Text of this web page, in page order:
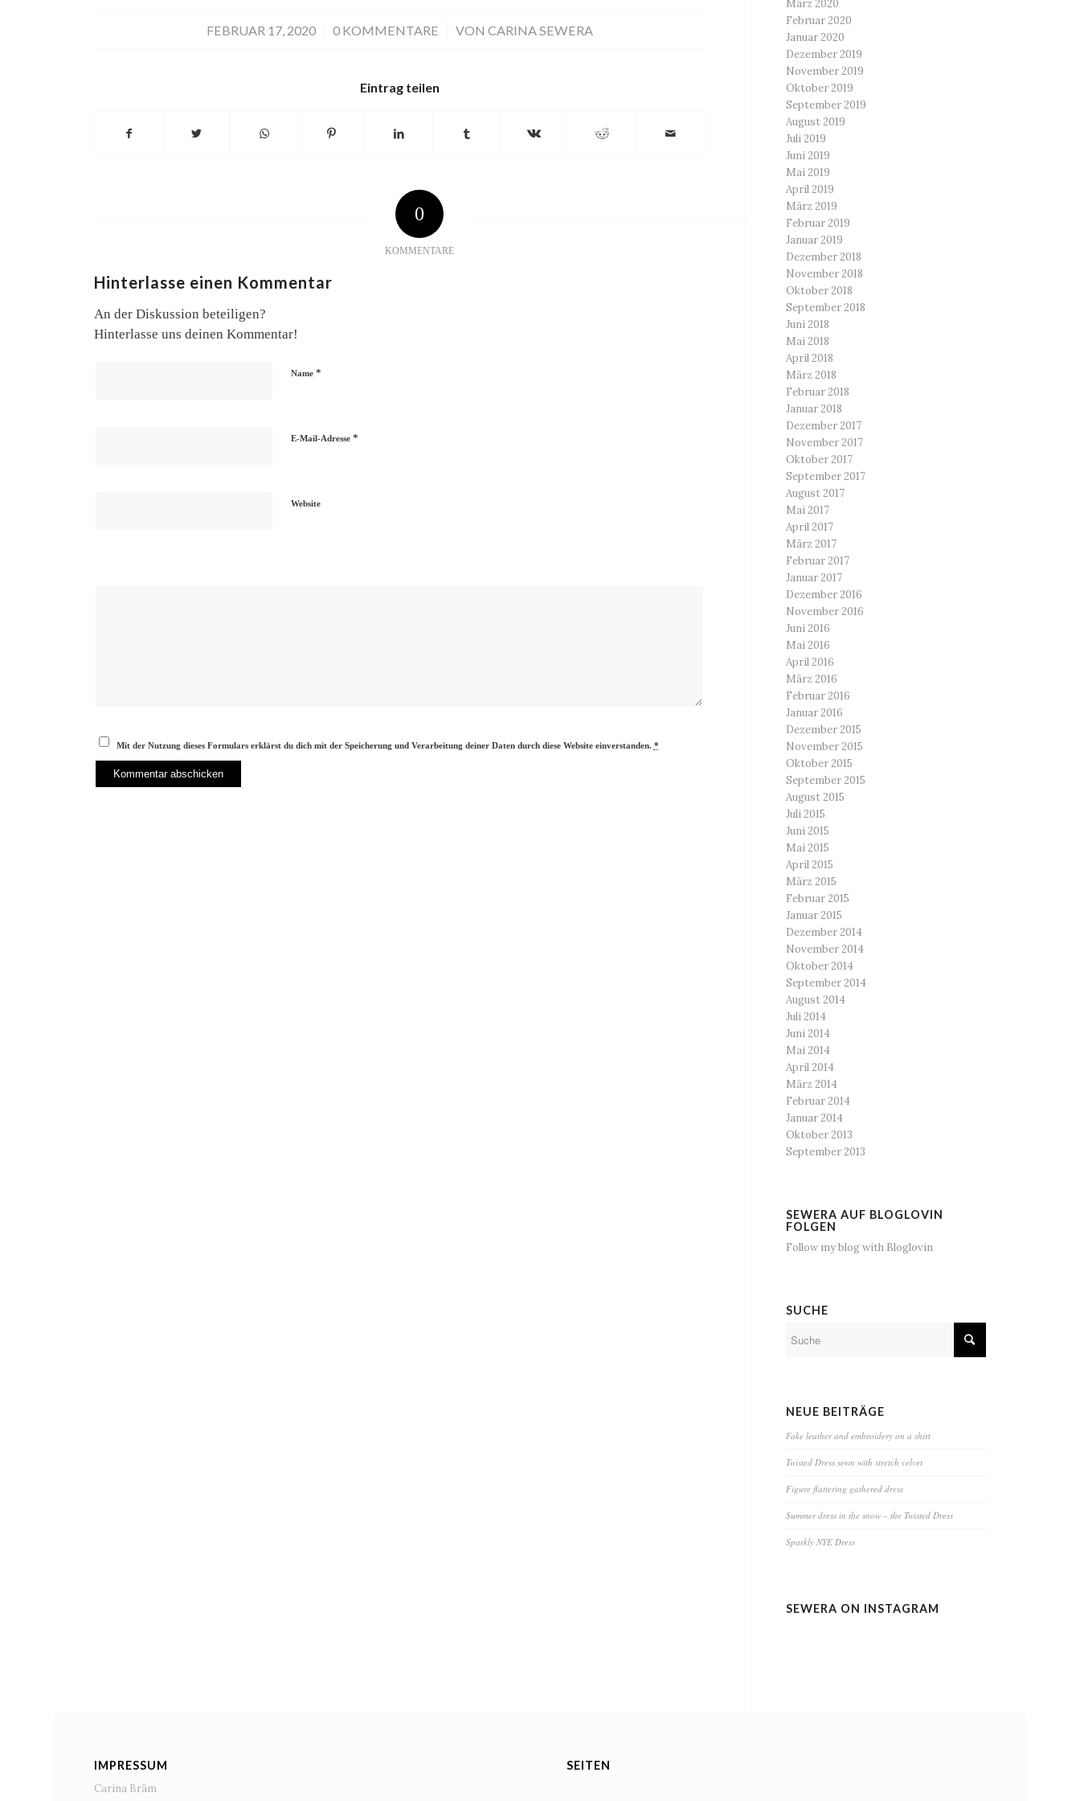
FEBRUAR 17, 2020
/ 0 KOMMENTARE
/ VON CARINA SEWERA
Eintrag teilen
0
KOMMENTARE
Hinterlasse einen Kommentar
An der Diskussion beteiligen?
Hinterlasse uns deinen Kommentar!
Name*
E-Mail-Adresse*
Website
Mit der Nutzung dieses Formulars erklärst du dich mit der Speicherung und Verarbeitung deiner Daten durch diese Website einverstanden. *
März 2020
Februar 2020
Januar 2020
Dezember 2019
November 2019
Oktober 2019
September 2019
August 2019
Juli 2019
Juni 2019
Mai 2019
April 2019
März 2019
Februar 2019
Januar 2019
Dezember 2018
November 2018
Oktober 2018
September 2018
Juni 2018
Mai 2018
April 2018
März 2018
Februar 2018
Januar 2018
Dezember 2017
November 2017
Oktober 2017
September 2017
August 2017
Mai 2017
April 2017
März 2017
Februar 2017
Januar 2017
Dezember 2016
November 2016
Juni 2016
Mai 2016
April 2016
März 2016
Februar 2016
Januar 2016
Dezember 2015
November 2015
Oktober 2015
September 2015
August 2015
Juli 2015
Juni 2015
Mai 2015
April 2015
März 2015
Februar 2015
Januar 2015
Dezember 2014
November 2014
Oktober 2014
September 2014
August 2014
Juli 2014
Juni 2014
Mai 2014
April 2014
März 2014
Februar 2014
Januar 2014
Oktober 2013
September 2013
SEWERA AUF BLOGLOVIN
FOLGEN
Follow my blog with Bloglovin
SUCHE
NEUE BEITRÄGE
Fake leather and embroidery on a shirt
Twisted Dress sewn with stretch velvet
Figure flattering gathered dress
Summer dress in the snow – the Twisted Dress
Sparkly NYE Dress
SEWERA ON INSTAGRAM
IMPRESSUM
Carina Bräm
SEITEN